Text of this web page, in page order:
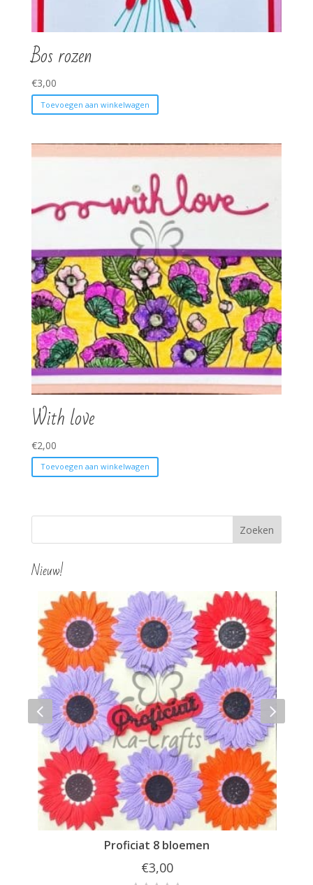
Bos rozen
€3,00
Toevoegen aan winkelwagen
With love
€2,00
Toevoegen aan winkelwagen
Nieuw!
Proficiat 8 bloemen
€3,00